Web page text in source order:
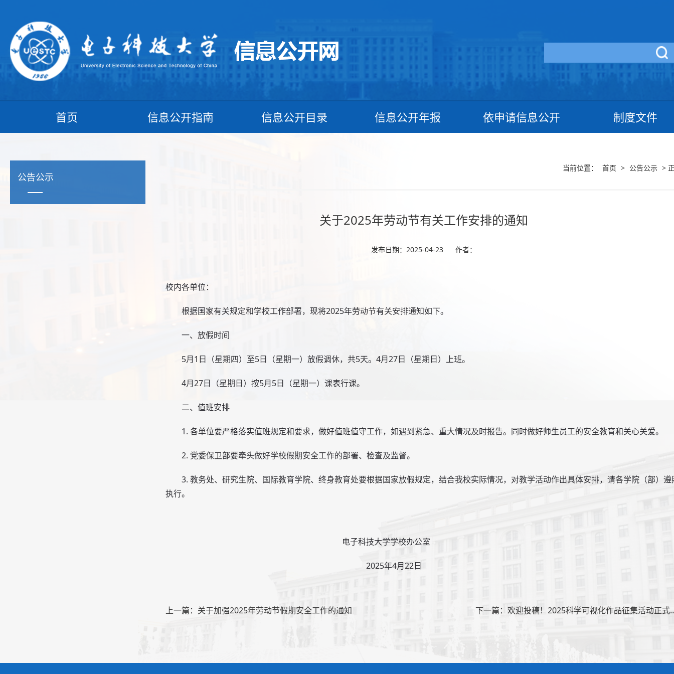
首页 信息公开指南 信息公开目录 信息公开年报 依申请信息公开 制度文件
公告公示
当前位置： 首页 > 公告公示 >
关于2025年劳动节有关工作安排的通知
发布日期：2025-04-23 作者：
校内各单位：
根据国家有关规定和学校工作部署，现将2025年劳动节有关安排通知如下。
一、放假时间
5月1日（星期四）至5日（星期一）放假调休，共5天。4月27日（星期日）上班。
4月27日（星期日）按5月5日（星期一）课表行课。
二、值班安排
1. 各单位要严格落实值班规定和要求，做好值班值守工作，如遇到紧急、重大情况及时报告。同时做好师生员工的安全教育和关心关爱。
2. 党委保卫部要牵头做好学校假期安全工作的部署、检查及监督。
3. 教务处、研究生院、国际教育学院、终身教育处要根据国家放假规定，结合我校实际情况，对教学活动作出具体安排，请各学院（部）遵
执行。
电子科技大学学校办公室
2025年4月22日
下一篇：欢迎投稿
上一篇：关于加强2025年劳动节假期安全工作的通知